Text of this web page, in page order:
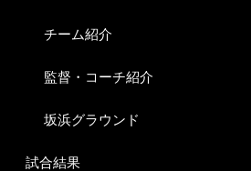
チーム紹介
監督・コーチ紹介
坂浜グラウンド
試合結果